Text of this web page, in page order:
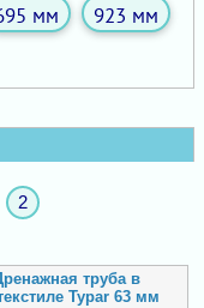
мм
923 мм
2
труба в
Typar 63 мм